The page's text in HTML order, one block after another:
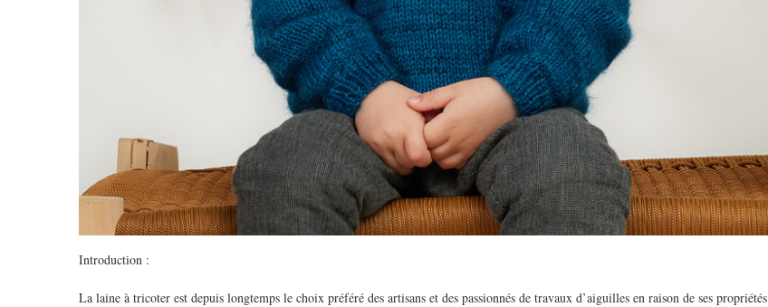
Introduction :
La laine à tricoter est depuis longtemps le choix préféré des artisans et des passionnés de travaux d’aiguilles en raison de ses propriétés